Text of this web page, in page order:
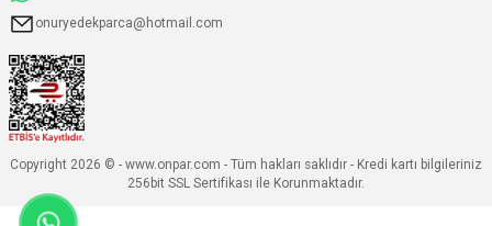
onuryedekparca@hotmail.com
Copyright 2026 © - www.onpar.com - Tüm hakları saklıdır - Kredi kartı bilgileriniz
256bit SSL Sertifikası ile Korunmaktadır.